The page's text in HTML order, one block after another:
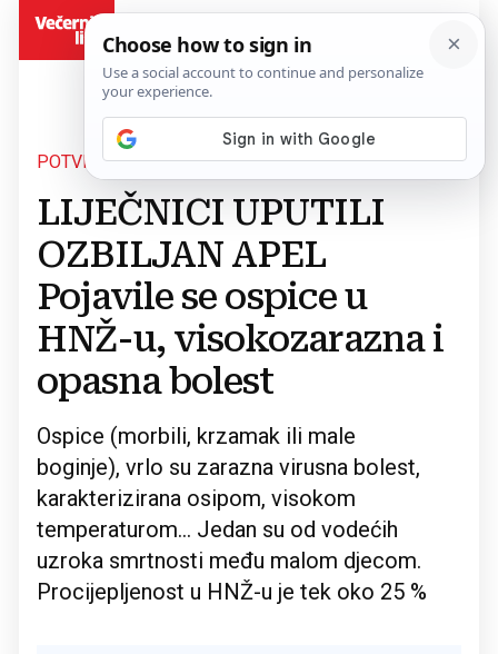
POTVRĐENA DVA SLUČAJA Povratak na članak
LIJEČNICI UPUTILI
OZBILJAN APEL
Pojavile se ospice u
HNŽ-u, visokozarazna i
opasna bolest
Ospice (morbili, krzamak ili male
boginje), vrlo su zarazna virusna bolest,
karakterizirana osipom, visokom
temperaturom... Jedan su od vodećih
uzroka smrtnosti među malom djecom.
Procijepljenost u HNŽ-u je tek oko 25 %